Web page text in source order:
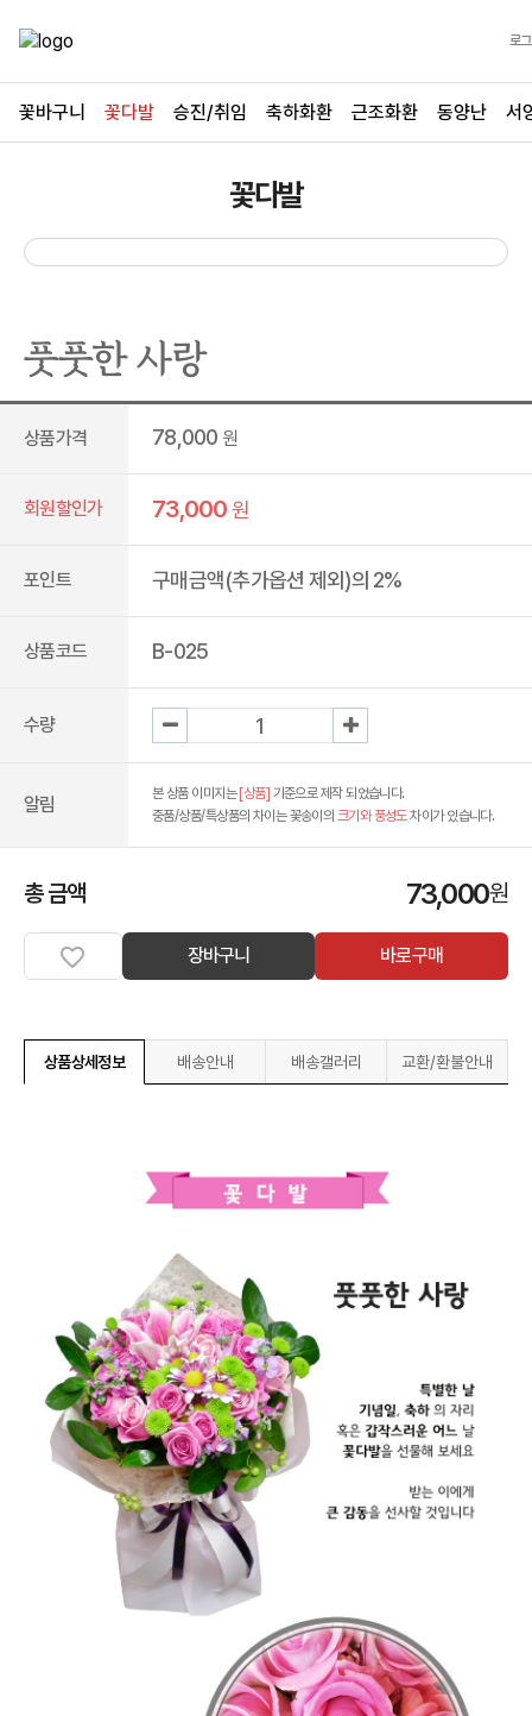
로
꽃바구니 꽃다발 승진/취임 축하화환 근조화환 동양난 서
꽃다발
풋풋한 사랑
상품가격 78,000 원
회원할인가 73,000원
포인트 구매금액(추가옵션 제외)의 2%
상품코드 B-025
수량
알림 본 상품 이미지는 [상품] 기준으로 제작 되었습니다.
중품/상품/특상품의 차이는 꽃송이의 크기와 풍성도차이가 있습니다.
총 금액 73,000원
장바구니 바로구매
상품상세정보 배송안내 배송갤러리 교환/환불안내